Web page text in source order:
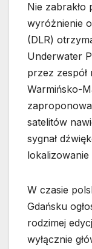
Nie zabrakło
wyróżnienie
(DLR)
Underwater
przez
Warmińsko-
satelitów
sygnał
W czasie
Gdańsku
rodzimej
wyłącznie